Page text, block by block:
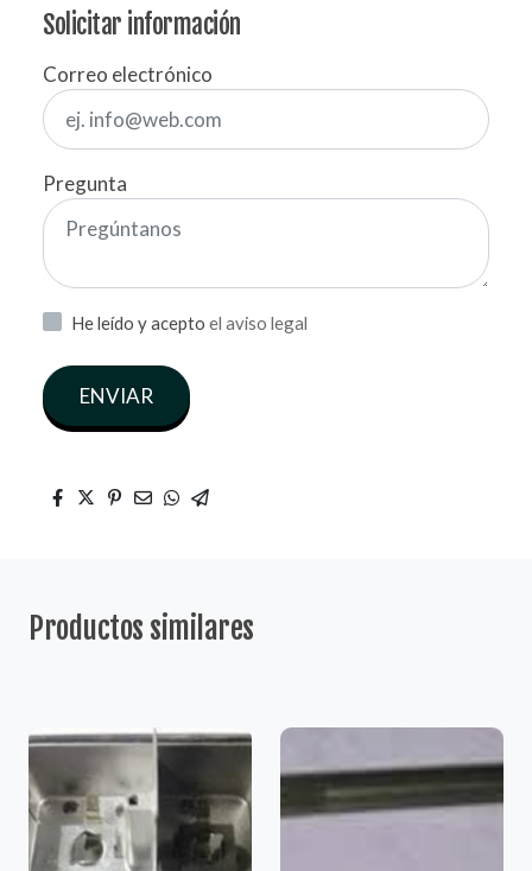
Solicitar información
Correo electrónico
Pregunta
He leído y acepto el aviso legal
ENVIAR
Productos similares